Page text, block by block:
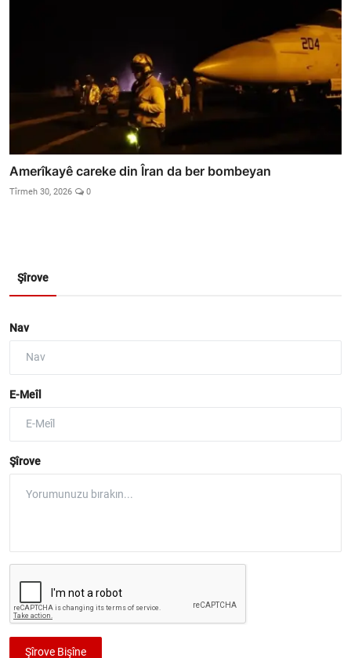
Amerîkayê careke din Îran da ber bombeyan
Tîrmeh 30, 2026 0
Şîrove
Nav
E-Meîl
Şîrove
Şîrove Bişîne